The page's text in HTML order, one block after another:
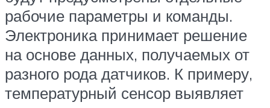
рабочие параметры и команды.
Электроника принимает решение
на основе данных, получаемых от
разного рода датчиков. К примеру,
температурный сенсор выявляет